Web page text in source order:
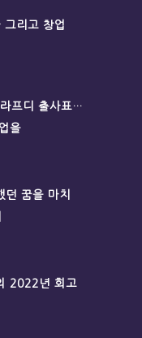
리고 창업
프디 출사표…
을
던 꿈을 마치
2022년 회고